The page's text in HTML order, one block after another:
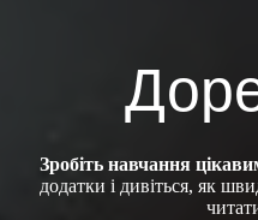
Зробіть навчання
додатки і дивіться, як